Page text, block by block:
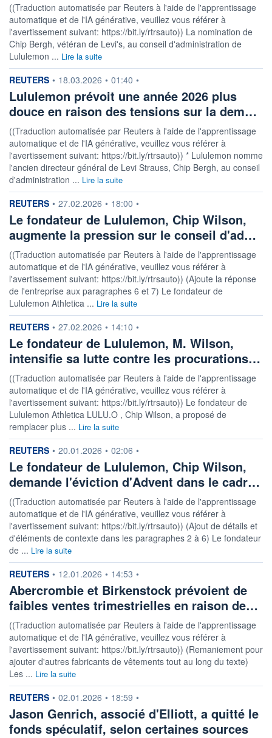
((Traduction automatisée par Reuters à l'aide de l'apprentissage
automatique et de l'IA générative, veuillez vous référer à
l'avertissement suivant: https://bit.ly/rtrsauto)) La nomination de
Chip Bergh, vétéran de Levi's, au conseil d'administration de
Lululemon ... Lire la suite
information fournie par
REUTERS • 18.03.2026 • 01:40 •
Lululemon prévoit une année 2026 plus
douce en raison des tensions sur la dem…
((Traduction automatisée par Reuters à l'aide de l'apprentissage
automatique et de l'IA générative, veuillez vous référer à
l'avertissement suivant: https://bit.ly/rtrsauto)) * Lululemon nomme
l'ancien directeur général de Levi Strauss, Chip Bergh, au conseil
d'administration ... Lire la suite
information fournie par
REUTERS • 27.02.2026 • 18:00 •
Le fondateur de Lululemon, Chip Wilson,
augmente la pression sur le conseil d'ad…
((Traduction automatisée par Reuters à l'aide de l'apprentissage
automatique et de l'IA générative, veuillez vous référer à
l'avertissement suivant: https://bit.ly/rtrsauto)) (Ajoute la réponse
de l'entreprise aux paragraphes 6 et 7) Le fondateur de
Lululemon Athletica ... Lire la suite
information fournie par
REUTERS • 27.02.2026 • 14:10 •
Le fondateur de Lululemon, M. Wilson,
intensifie sa lutte contre les procurations…
((Traduction automatisée par Reuters à l'aide de l'apprentissage
automatique et de l'IA générative, veuillez vous référer à
l'avertissement suivant: https://bit.ly/rtrsauto)) Le fondateur de
Lululemon Athletica LULU.O , Chip Wilson, a proposé de
remplacer plus ... Lire la suite
information fournie par
REUTERS • 20.01.2026 • 02:06 •
Le fondateur de Lululemon, Chip Wilson,
demande l'éviction d'Advent dans le cadr…
((Traduction automatisée par Reuters à l'aide de l'apprentissage
automatique et de l'IA générative, veuillez vous référer à
l'avertissement suivant: https://bit.ly/rtrsauto)) (Ajout de détails et
d'éléments de contexte dans les paragraphes 2 à 6) Le fondateur
de ... Lire la suite
information fournie par
REUTERS • 12.01.2026 • 14:53 •
Abercrombie et Birkenstock prévoient de
faibles ventes trimestrielles en raison de…
((Traduction automatisée par Reuters à l'aide de l'apprentissage
automatique et de l'IA générative, veuillez vous référer à
l'avertissement suivant: https://bit.ly/rtrsauto)) (Remaniement pour
ajouter d'autres fabricants de vêtements tout au long du texte)
Les ... Lire la suite
information fournie par
REUTERS • 02.01.2026 • 18:59 •
Jason Genrich, associé d'Elliott, a quitté le
fonds spéculatif, selon certaines sources